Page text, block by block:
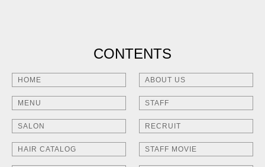
CONTENTS
HOME ABOUT US
MENU STAFF
SALON RECRUIT
HAIR CATALOG STAFF MOVIE